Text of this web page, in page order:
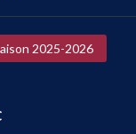
2025-2026